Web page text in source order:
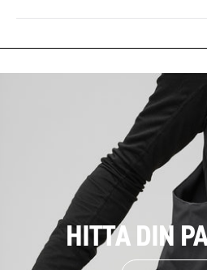
HITTA DIN